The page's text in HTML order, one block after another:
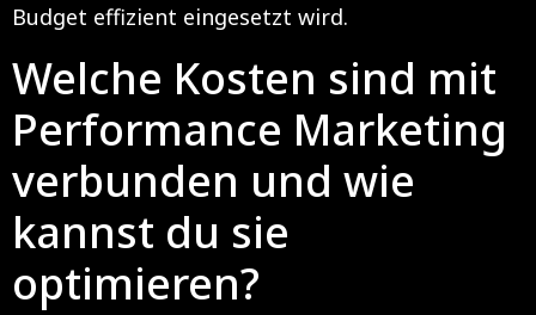
Budget effizient eingesetzt wird.
Welche Kosten sind mit
Performance Marketing
verbunden und wie
kannst du sie
optimieren?